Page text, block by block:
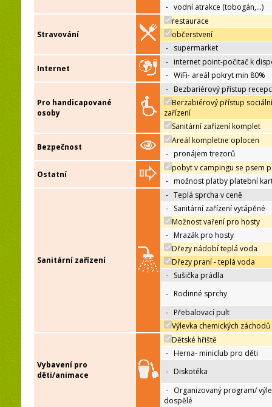
- vodní atrakce (tobogán,…)
Stravování
restaurace
občerstvení
- supermarket
Internet
- internet point-počitač k
- WiFi- areál pokryt min 80%
Pro handicapované
osoby
- Bezbariérový přístup
Berzabiérový přístup sociální
zařízení
Sanitární zařízení komplet
Bezpečnost
Areál kompletne oplocen
- pronájem trezorů
Ostatní
pobyt v campingu se psem
- možnost platby platební
Sanitární zařízení
- Teplá sprcha v ceně
- Sanitární zařízení vytápěné
Možnost vaření pro hosty
- Mrazák pro hosty
Dřezy nádobí teplá voda
Dřezy praní - teplá voda
- Sušička prádla
- Rodinné sprchy
- Přebalovací pult
Výlevka chemických záchodů
Vybavení pro
děti/animace
Dětské hřiště
- Herna- miniclub pro děti
- Diskotéka
- Organizovaný program/
dospělé